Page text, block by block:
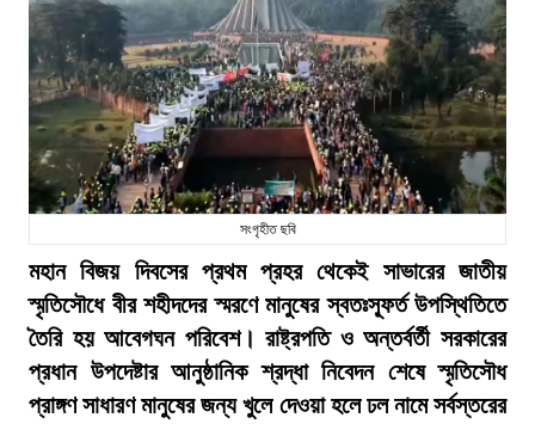
সংগৃহীত ছবি
মহান বিজয় দিবসের প্রথম প্রহর থেকেই সাভারের জাতীয়
স্মৃতিসৌধে বীর শহীদদের স্মরণে মানুষের স্বতঃস্ফূর্ত উপস্থিতিতে
তৈরি হয় আবেগঘন পরিবেশ। রাষ্ট্রপতি ও অন্তর্বর্তী সরকারের
প্রধান উপদেষ্টার আনুষ্ঠানিক শ্রদ্ধা নিবেদন শেষে স্মৃতিসৌধ
প্রাঙ্গণ সাধারণ মানুষের জন্য খুলে দেওয়া হলে ঢল নামে সর্বস্তরের